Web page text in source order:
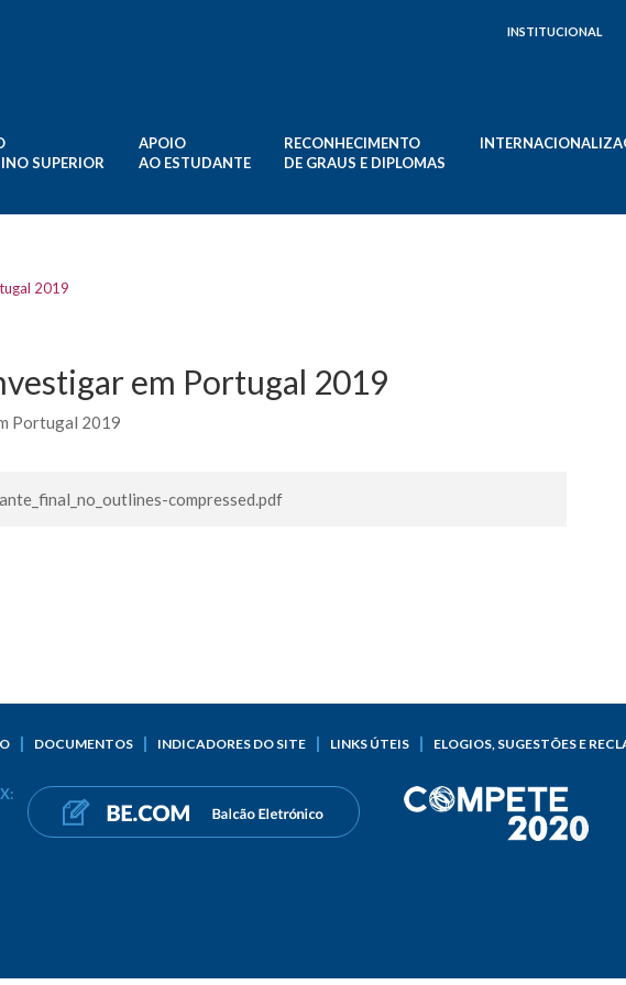
INSTITUCIONAL
SUPERIOR
APOIO
AO ESTUDANTE
RECONHECIMENTO
DE GRAUS E DIPLOMAS
2019
em Portugal 2019
Portugal 2019
compressed.pdf
DOCUMENTOS INDICADORES DO SITE LINKS ÚTEIS ELOGIOS, SUGESTÕES E